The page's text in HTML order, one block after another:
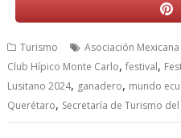
Turismo Asociación
Club Hípico Monte Carlo,festival,
Lusitano 2024, ganadero, mundo
Querétaro, Secretaría de Turismo